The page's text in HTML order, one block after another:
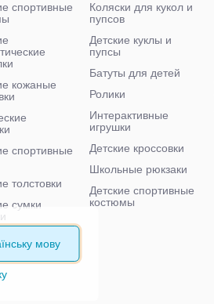
спортивные
кожаные
спортивные
толстовки
сумки
тактические
Коляски для кукол и
пупсов
Детские куклы и
пупсы
Батуты для детей
Ролики
Интерактивные
игрушки
Детские кроссовки
Школьные рюкзаки
Детские спортивные
костюмы
мову